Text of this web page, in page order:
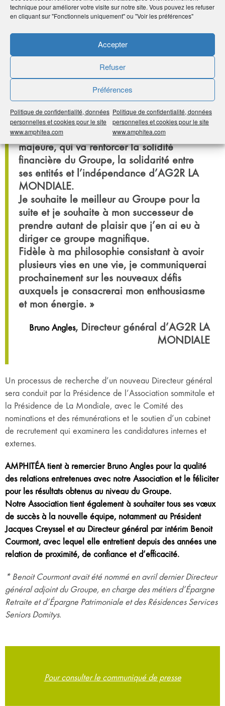
technique pour améliorer votre visite sur notre site. Vous pouvez les refuser
en cliquant sur "Fonctionnels uniquement" ou "Voir les préférences"
Accepter
Refuser
Préférences
Politique de confidentialité, données
personnelles et cookies pour le site
www.amphitea.com
Politique de confidentialité, données
personnelles et cookies pour le site
www.amphitea.com
du Groupe pour leur engagement, au
service de nos clients, qui a permis
objectifs pourtant particulièrement
ambitieux.
Je remercie les administrateurs du Groupe
pour leur soutien constant et sans faille
dans tous les votes. Le vote à l’unanimité, le
11 octobre dernier, de la société anonyme
de réassurance, que j’avais proposée en
mai 2023, est une décision politique
majeure, qui va renforcer la solidité
financière du Groupe, la solidarité entre
ses entités et l’indépendance d’AG2R LA
MONDIALE.
Je souhaite le meilleur au Groupe pour la
suite et je souhaite à mon successeur de
prendre autant de plaisir que j’en ai eu à
diriger ce groupe magnifique.
Fidèle à ma philosophie consistant à avoir
plusieurs vies en une vie, je communiquerai
prochainement sur les nouveaux défis
auxquels je consacrerai mon enthousiasme
et mon énergie. »
Bruno Angles, Directeur général d’AG2R LA
MONDIALE
Un processus de recherche d’un nouveau Directeur général
sera conduit par la Présidence de l’Association sommitale et
la Présidence de La Mondiale, avec le Comité des
nominations et des rémunérations et le soutien d’un cabinet
de recrutement qui examinera les candidatures internes et
externes.
AMPHITÉA tient à remercier Bruno Angles pour la qualité
des relations entretenues avec notre Association et le féliciter
pour les résultats obtenus au niveau du Groupe.
Notre Association tient également à souhaiter tous ses vœux
de succès à la nouvelle équipe, notamment au Président
Jacques Creyssel et au Directeur général par intérim Benoit
Courmont, avec lequel elle entretient depuis des années une
relation de proximité, de confiance et d’efficacité.
* Benoit Courmont avait été nommé en avril dernier Directeur
général adjoint du Groupe, en charge des métiers d’Épargne
Retraite et d’Épargne Patrimoniale et des Résidences Services
Seniors Domitys.
Pour consulter le communiqué de presse